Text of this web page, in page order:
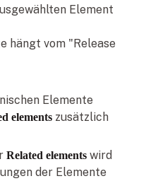
Element
hängt vom "Release
Elemente
elements zusätzlich
Related elements wird
der Elemente